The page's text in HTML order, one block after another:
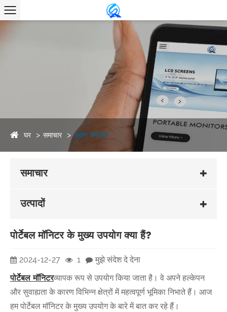
घर समाचार उद्योग समाचार
समाचार
उत्पादों
पोर्टेबल मॉनिटर के मुख्य उपयोग क्या हैं?
2024-12-27 1
मुझे संदेश दे देना
पोर्टेबल मॉनिटरव्यापक रूप से उपयोग किया जाता है। वे अपने हल्केपन
और सुवाह्यता के कारण विभिन्न क्षेत्रों में महत्वपूर्ण भूमिका निभाते हैं। आज
हम पोर्टेबल मॉनिटर के मुख्य उपयोग के बारे में बात कर रहे हैं।